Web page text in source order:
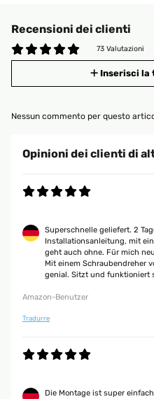
Recensioni dei clienti
73 Valutazioni
Inserisci la
Nessun commento per questo
Opinioni dei clienti di
Superschnelle geliefert. 2
Installationsanleitung, mit
geht auch ohne. Für mich
Mit einem Schraubendreher
genial. Sitzt und funktioniert
Amazon-Benutzer
Tradurre
Die Montage ist super